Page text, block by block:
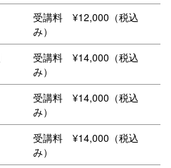
受講料 ¥12,000（税込
み）
受講料 ¥14,000（税込
み）
受講料 ¥14,000（税込
み）
受講料 ¥14,000（税込
み）